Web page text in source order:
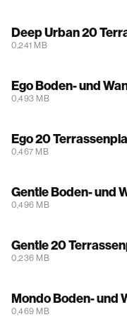
Deep Urban 20
0,241 MB
Ego Boden- und
0,493 MB
Ego 20
0,467 MB
Gentle Boden- und
0,496 MB
Gentle 20
0,236 MB
Mondo Boden- und
0,469 MB